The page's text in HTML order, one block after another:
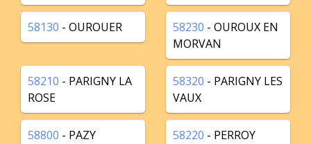
58130 - OUROUER 58230 - OUROUX EN
MORVAN
58210 - PARIGNY LA
ROSE
58320 - PARIGNY LES
VAUX
58800 - PAZY 58220 - PERROY